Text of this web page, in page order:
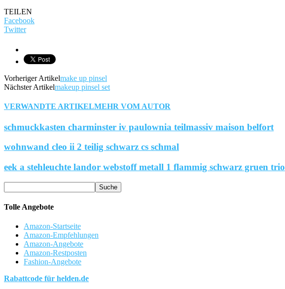
TEILEN
Facebook
Twitter
Vorheriger Artikelmake up pinsel
Nächster Artikelmakeup pinsel set
VERWANDTE ARTIKELMEHR VOM AUTOR
schmuckkasten charminster iv paulownia teilmassiv maison belfort
wohnwand cleo ii 2 teilig schwarz cs schmal
eek a stehleuchte landor webstoff metall 1 flammig schwarz gruen trio
Tolle Angebote
Amazon-Startseite
Amazon-Empfehlungen
Amazon-Angebote
Amazon-Restposten
Fashion-Angebote
Rabattcode für helden.de